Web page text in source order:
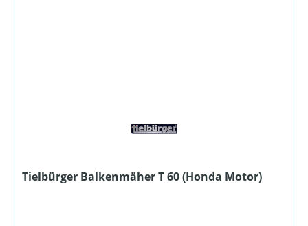
Tielbürger Balkenmäher T 60 (Honda Motor)